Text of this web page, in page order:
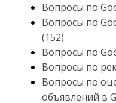
Вопросы по
Вопросы по
(152)
Вопросы по
Вопросы по
Вопросы по
объявлений в